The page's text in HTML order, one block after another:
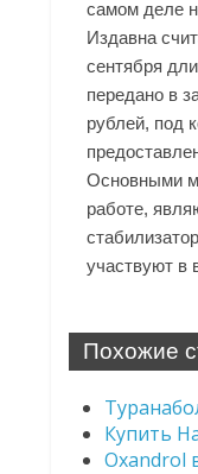
самом деле
Издавна
сентября
передано в
рублей, под
Основными
работе,
участвуют в
Похожие
Купить
Oxandrol